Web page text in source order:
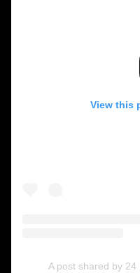
View this
A post shared by